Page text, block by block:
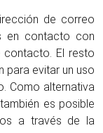
de correo
en contacto con
El resto
para evitar un uso
Como alternativa
es posible
a través de la